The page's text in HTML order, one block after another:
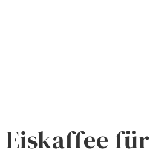
Eiskaffee für